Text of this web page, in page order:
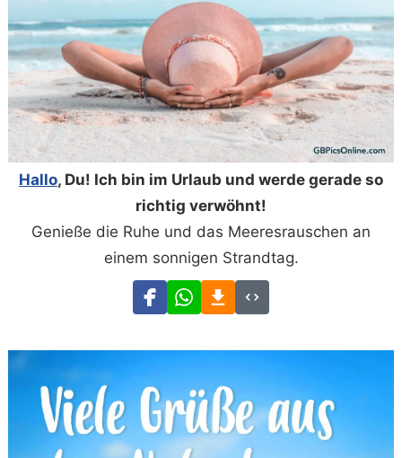
Hallo, Du! Ich bin im Urlaub und werde gerade so
richtig verwöhnt!
Genieße die Ruhe und das Meeresrauschen an
einem sonnigen Strandtag.